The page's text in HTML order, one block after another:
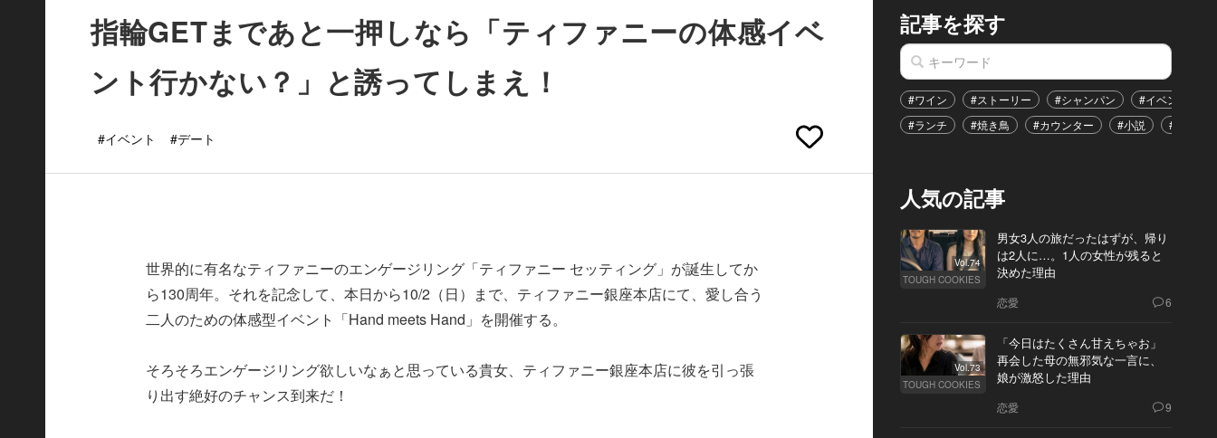
指輪GETまであと一押しなら「ティファニーの体感イベ
ント行かない？」と誘ってしまえ！
#イベント #デート
世界的に有名なティファニーのエンゲージリング「ティファニー セッティング」が誕生してか
ら130周年。それを記念して、本日から10/2（日）まで、ティファニー銀座本店にて、愛し合う
二人のための体感型イベント「Hand meets Hand」を開催する。
そろそろエンゲージリング欲しいなぁと思っている貴女、ティファニー銀座本店に彼を引っ張
り出す絶好のチャンス到来だ！
記事を探す
#ワイン #ストーリー #シャンパン #イベント
#ランチ
#焼き鳥 #カウンター #小説 #恋愛
人気の記事
Vol.74
TOUGH COOKIES
男女3人の旅だったはずが、帰り
は2人に…。1人の女性が残ると
決めた理由
恋愛 6
Vol.73
TOUGH COOKIES
「今日はたくさん甘えちゃお」
再会した母の無邪気な一言に、
娘が激怒した理由
恋愛 9